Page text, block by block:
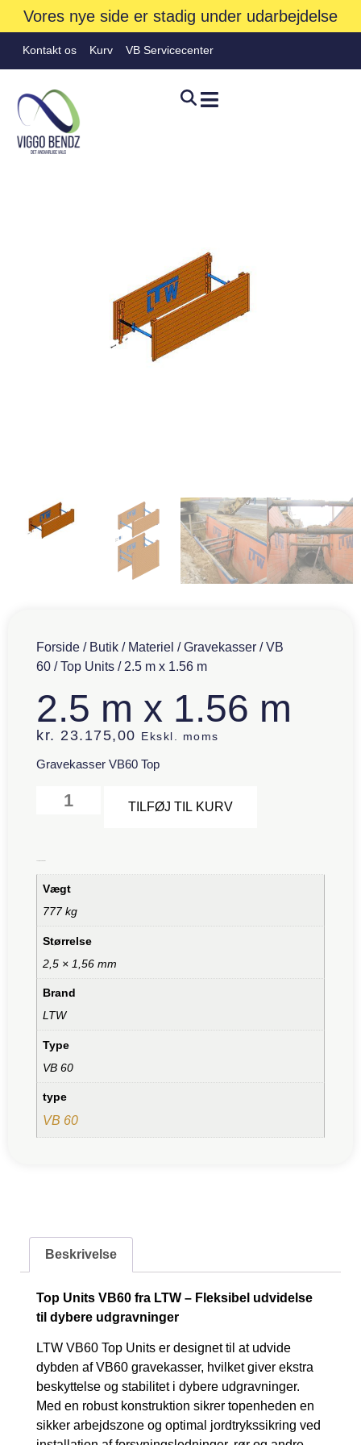
Vores nye side er stadig under udarbejdelse
Kontakt os Kurv VB Servicecenter
Forside / Butik / Materiel /Gravekasser /VB
60 /Top Units / 2.5 m x 1.56 m
2.5 m x 1.56 m
kr. 23.175,00 Ekskl. moms
Gravekasser VB60 Top
TILFØJ TIL KURV
Vægt
777 kg
Størrelse
2,5 × 1,56 mm
Brand
LTW
Type
VB 60
type
VB 60
Beskrivelse
Top Units VB60 fra LTW – Fleksibel udvidelse
til dybere udgravninger
LTW VB60 Top Units er designet til at udvide
dybden af VB60 gravekasser, hvilket giver ekstra
beskyttelse og stabilitet i dybere udgravninger.
Med en robust konstruktion sikrer topenheden en
sikker arbejdszone og optimal jordtrykssikring ved